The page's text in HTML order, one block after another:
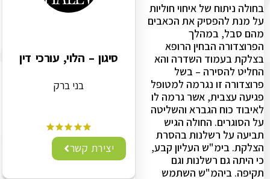
בחולה ניתוח של איחוי חוליות
על מנת להפסיק את הכאבים
מהם סבל, במהלך
הפרוצדורה הבחין הרופא
בצלקת בעמוד השדרה והא
החליט להסירה – בשל
פרוצדורה זו נגרמה למטופל
פגיעה עצבית, אשר גרמה לו
לאיבוד כוח הגברא והשליטה
על הסוגרים. החולה הגיש
תביעה על רשלנות בהסרת
הצלקת. בימ"ש העליון קבע,
כי היתה גם רשלנות וגם
תקיפה. ביהמ"ש השתמש
סיגון – הלוי, עורכי דין
בני ברק
יצירת קשר